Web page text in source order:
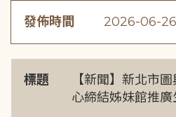
發佈時間 2026-06-26
標題
【新聞】新北市
心締結姊妹館推廣